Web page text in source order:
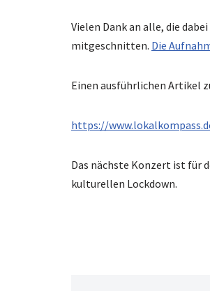
Vielen Dank an alle, die
mitgeschnitten. Die
Einen ausführlichen Artikel
https://
Das nächste Konzert ist für
kulturellen Lockdown.